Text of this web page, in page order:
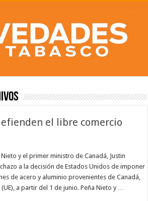
el libre comercio
y el primer ministro de Canadá, Justin
a la decisión de Estados Unidos de imponer
de acero y aluminio provenientes de Canadá,
a partir del 1 de junio. Peña Nieto y …